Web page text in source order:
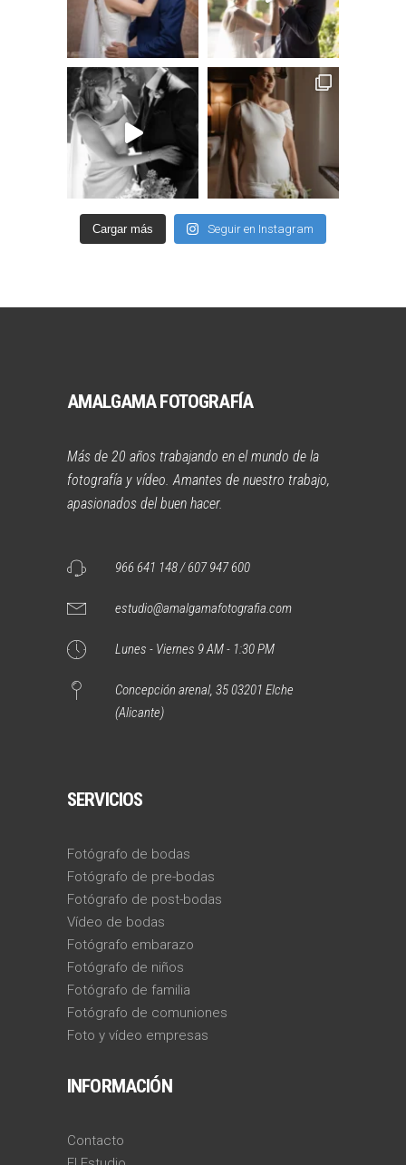
Cargar más Seguir en Instagram
AMALGAMA FOTOGRAFÍA
Más de 20 años trabajando en el mundo de la
fotografía y vídeo. Amantes de nuestro trabajo,
apasionados del buen hacer.
966 641 148 / 607 947 600
estudio@amalgamafotografia.com
Lunes - Viernes 9 AM - 1:30 PM
Concepción arenal, 35 03201 Elche
(Alicante)
SERVICIOS
Fotógrafo de bodas
Fotógrafo de pre-bodas
Fotógrafo de post-bodas
Vídeo de bodas
Fotógrafo embarazo
Fotógrafo de niños
Fotógrafo de familia
Fotógrafo de comuniones
Foto y vídeo empresas
INFORMACIÓN
Contacto